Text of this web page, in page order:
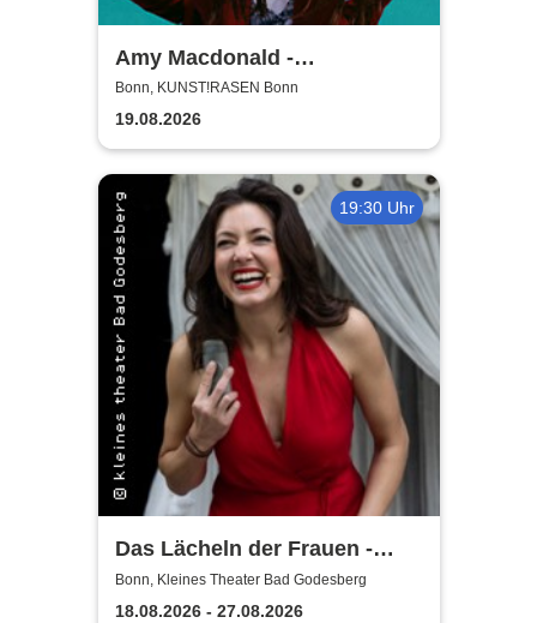
Amy Macdonald -
Sommershows 2026
Bonn, KUNST!RASEN Bonn
19.08.2026
19:30 Uhr
Das Lächeln der Frauen -
kleines theater Bad
Godesberg
Bonn, Kleines Theater Bad Godesberg
18.08.2026 - 27.08.2026